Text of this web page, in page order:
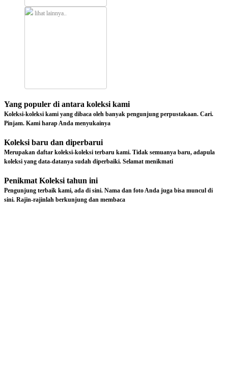
lihat lainnya..
Yang populer di antara koleksi kami
Koleksi-koleksi kami yang dibaca oleh banyak pengunjung perpustakaan. Cari.
Pinjam. Kami harap Anda menyukainya
Koleksi baru dan diperbarui
Merupakan daftar koleksi-koleksi terbaru kami. Tidak semuanya baru, adapula
koleksi yang data-datanya sudah diperbaiki. Selamat menikmati
Penikmat Koleksi tahun ini
Pengunjung terbaik kami, ada di sini. Nama dan foto Anda juga bisa muncul di
sini. Rajin-rajinlah berkunjung dan membaca